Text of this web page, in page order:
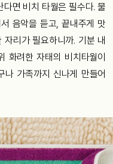
면 비치 타월은 필수다. 물
음악을 듣고, 끝내주게 맛
리가 필요하니까. 기분 내
화려한 자태의 비치타월이
나 가족까지 신나게 만들어